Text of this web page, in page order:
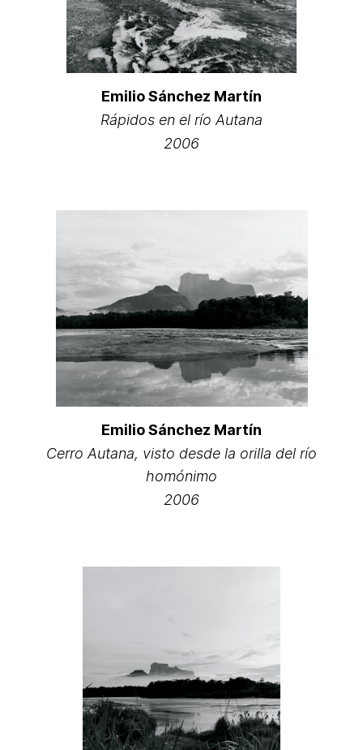
Emilio Sánchez Martín
Rápidos en el río Autana
2006
Emilio Sánchez Martín
Cerro Autana, visto desde la orilla del río
homónimo
2006